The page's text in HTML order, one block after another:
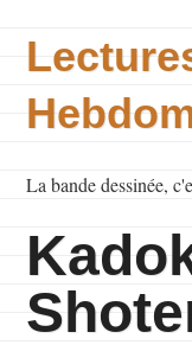
La bande dessinée,